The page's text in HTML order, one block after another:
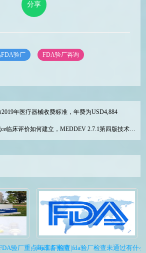
分享
验厂 FDA验厂咨询
年医疗器械收费标准，年费为USD4,884
床评价如何建立，MEDDEV 2.7.1第四版技术难点是什么？
验厂重点与准备指南
fda工厂检查|fda验厂检查未通过有什